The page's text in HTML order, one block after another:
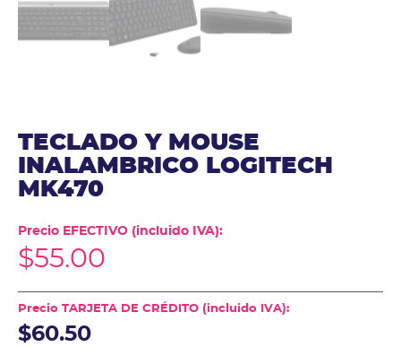
TECLADO Y MOUSE
INALAMBRICO LOGITECH
MK470
Precio EFECTIVO (incluido IVA):
$55.00
Precio TARJETA DE CRÉDITO (incluido IVA):
$60.50